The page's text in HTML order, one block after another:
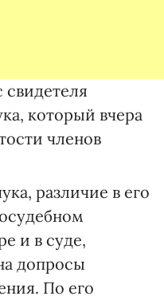
который вчера
членов
различие в его
и в суде,
допросы
По его